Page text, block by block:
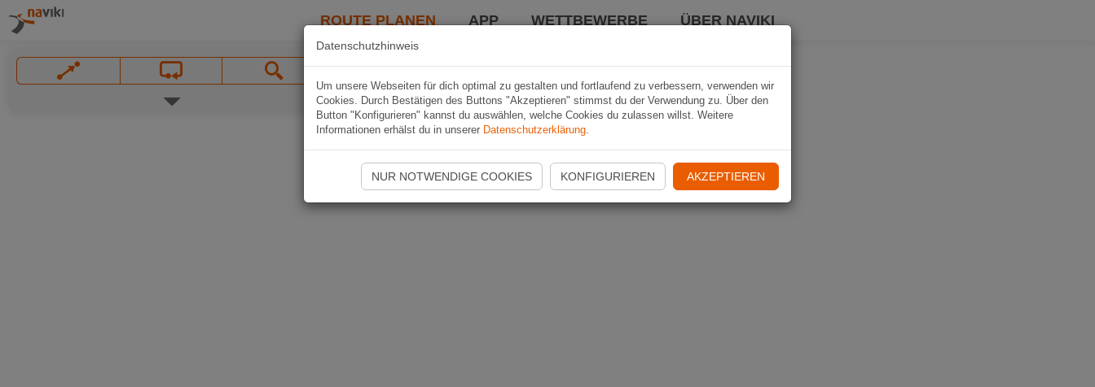
ROUTE PLANEN APP WETTBEWERBE ÜBER NAVIKI
Datenschutzhinweis
Um unsere Webseiten für dich optimal zu gestalten und fortlaufend zu verbessern, verwenden wir
Cookies. Durch Bestätigen des Buttons "Akzeptieren" stimmst du der Verwendung zu. Über den
Button "Konfigurieren" kannst du auswählen, welche Cookies du zulassen willst. Weitere
Informationen erhälst du in unserer Datenschutzerklärung.
NUR NOTWENDIGE COOKIES KONFIGURIEREN AKZEPTIEREN